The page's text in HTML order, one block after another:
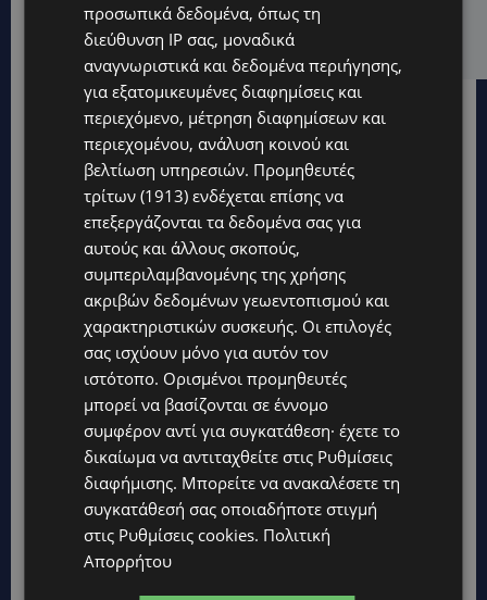
Αντιπροεδρία του ΘΟΚ – «Μεγάλη τιμή και μεγάλη
ευθύνη»
Topics
UPDATES
ΚΙΤΡΙΝΗ ΠΡΟΕΙΔΟΠΟΙΗΣΗ: Έτοιμοι για παραλία – Στους 40°C
και σήμερα η Κύπρος-Πότε θα τεθεί σε ισχύ
προσωπικά δεδομένα, όπως τη
διεύθυνση IP σας, μοναδικά
αναγνωριστικά και δεδομένα περιήγησης,
για εξατομικευμένες διαφημίσεις και
περιεχόμενο, μέτρηση διαφημίσεων και
περιεχομένου, ανάλυση κοινού και
βελτίωση υπηρεσιών. Προμηθευτές
τρίτων (1913) ενδέχεται επίσης να
επεξεργάζονται τα δεδομένα σας για
αυτούς και άλλους σκοπούς,
συμπεριλαμβανομένης της χρήσης
ακριβών δεδομένων γεωεντοπισμού και
χαρακτηριστικών συσκευής. Οι επιλογές
σας ισχύουν μόνο για αυτόν τον
ιστότοπο. Ορισμένοι προμηθευτές
μπορεί να βασίζονται σε έννομο
συμφέρον αντί για συγκατάθεση· έχετε το
δικαίωμα να αντιταχθείτε στις Ρυθμίσεις
διαφήμισης. Μπορείτε να ανακαλέσετε τη
συγκατάθεσή σας οποιαδήποτε στιγμή
στις Ρυθμίσεις cookies. Πολιτική
Απορρήτου